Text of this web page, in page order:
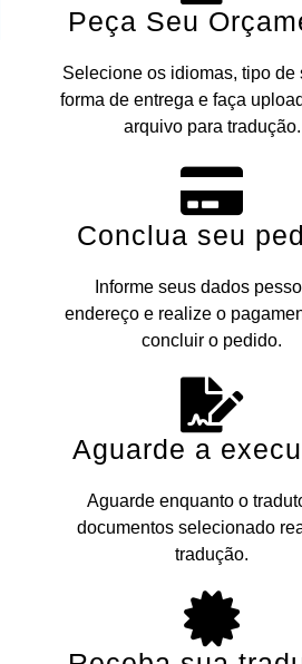
Peça Seu
Selecione os idiomas, tipo de
forma de entrega e faça
arquivo para tradução.
Conclua seu
Informe seus dados
endereço e realize o
concluir o pedido.
Aguarde a
Aguarde enquanto o
documentos selecionado
tradução.